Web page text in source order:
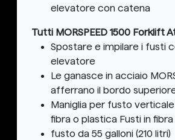
elevatore con catena
Tutti MORSPEED 1500 Forklift
Spostare e impilare i fusti
elevatore
Le ganasce in acciaio
afferrano il bordo
Maniglia per fusto verticale
fibra o plastica Fusti in
fusto da 55 galloni (210 litri)